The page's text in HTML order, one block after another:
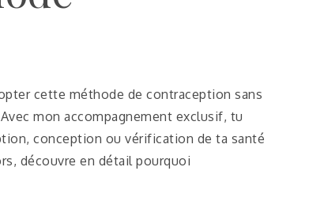
cette méthode de contraception sans
mon accompagnement exclusif, tu
conception ou vérification de ta santé
découvre en détail pourquoi